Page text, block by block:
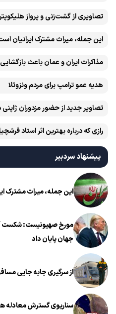
تصاویری از گشت‌زنی و پرواز هلیکوپتر
این جمله، میراث مشترک ایرانیان
مذاکرات ایران و عمان باعث
هدیه عمو ترامپ برای مردم ونزوئلا
تصاویر جدید از حضور مزدوران
رازی که درباره بهترین اثر استاد
پیشنهاد سردبیر
این جمله، میراث مشترک
مورخ صهیونیست: شکست
جهان پایان داد
از سرگیری جابه جایی
سناریوی گسترش معادله